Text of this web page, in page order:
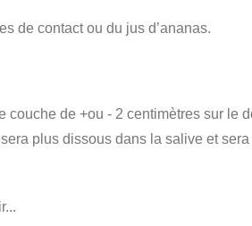
de contact ou du jus d’ananas.
couche de +ou - 2 centimètres sur
plus dissous dans la salive et